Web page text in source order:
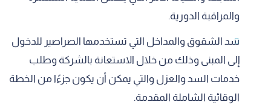
والمراقبة الدورية.
سد الشقوق والمداخل التي تستخدمها الصراصير للدخول
إلى المبنى وذلك من خلال الاستعانة بالشركة وطلب
خدمات السد والعزل والتي يمكن أن يكون جزءًا من الخطة
الوقائية الشاملة المقدمة.